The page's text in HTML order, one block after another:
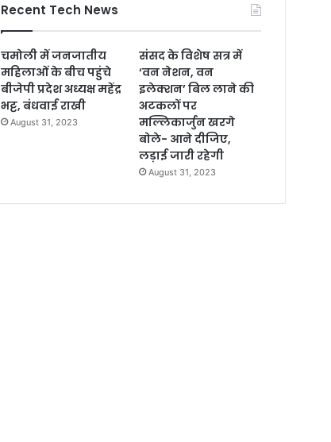
Recent Tech News
चमोली में जनजातीय
महिलाओं के बीच पहुंचे
बीजेपी प्रदेश अध्यक्ष महेंद्र
भट्ट, बंधवाई राखी
August 31, 2023
संसद के विशेष सत्र में
‘वन नेशन, वन
इलेक्शन’ बिल लाने की
अटकलों पर
मल्लिकार्जुन खरगे
बोले- आने दीजिए,
लड़ाई जारी रहेगी
August 31, 2023